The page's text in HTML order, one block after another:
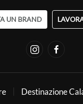
UN BRAND
Destinazione